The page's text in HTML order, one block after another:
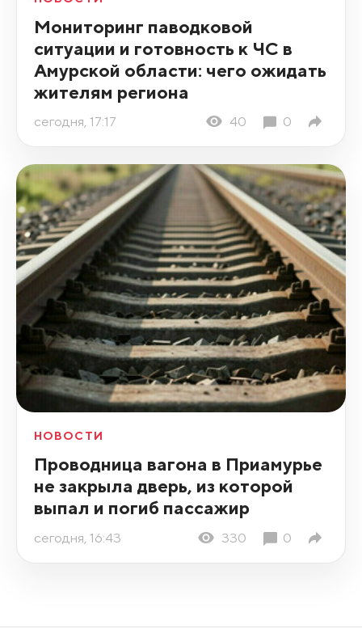
Мониторинг паводковой
ситуации и готовность к ЧС в
Амурской области: чего ожидать
жителям региона
сегодня, 17:17 40 0
НОВОСТИ
Проводница вагона в Приамурье
не закрыла дверь, из которой
выпал и погиб пассажир
сегодня, 16:43 330 0